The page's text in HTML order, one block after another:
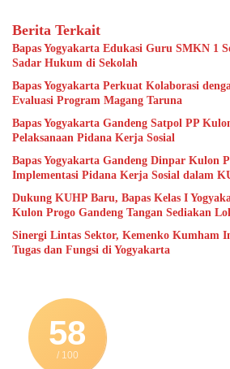
Berita Terkait
Bapas Yogyakarta Edukasi Guru SMKN 1
Sadar Hukum di Sekolah
Bapas Yogyakarta Perkuat Kolaborasi
Evaluasi Program Magang Taruna
Bapas Yogyakarta Gandeng Satpol PP
Pelaksanaan Pidana Kerja Sosial
Bapas Yogyakarta Gandeng Dinpar Kulon
Implementasi Pidana Kerja Sosial dalam
Dukung KUHP Baru, Bapas Kelas I
Kulon Progo Gandeng Tangan Sediakan
Sinergi Lintas Sektor, Kemenko Kumham
Tugas dan Fungsi di Yogyakarta
58
/ 100